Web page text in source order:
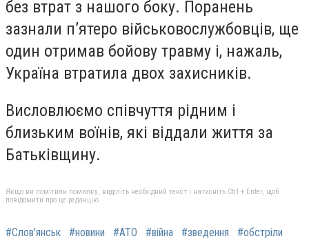
без втрат з нашого боку. Поранень
зазнали п’ятеро військовослужбовців, ще
один отримав бойову травму і, нажаль,
Україна втратила двох захисників.
Висловлюємо співчуття рідним і
близьким воїнів, які віддали життя за
Батьківщину.
Якщо ви помітили помилку, виділіть необхідний текст і натисніть Ctrl + Enter, щоб
повідомити про це редакцію
#Слов'янськ #новини #АТО #війна #зведення #обстріли